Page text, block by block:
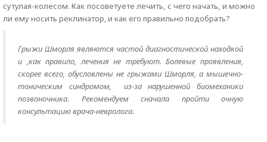
сутулая-колесом. Как посоветуете лечить, с чего начать, и можно
ли ему носить реклинатор, и как его правильно подобрать?
Грыжи Шморля являются частой диагностической находкой
и ,как правило, лечения не требуют. Болевые проявления,
скорее всего, обусловлены не грыжами Шморля, а мышечно-
тоническим синдромом, из-за нарушенной биомеханики
позвоночника. Рекомендуем сначала пройти очную
консультацию врача-невролога.